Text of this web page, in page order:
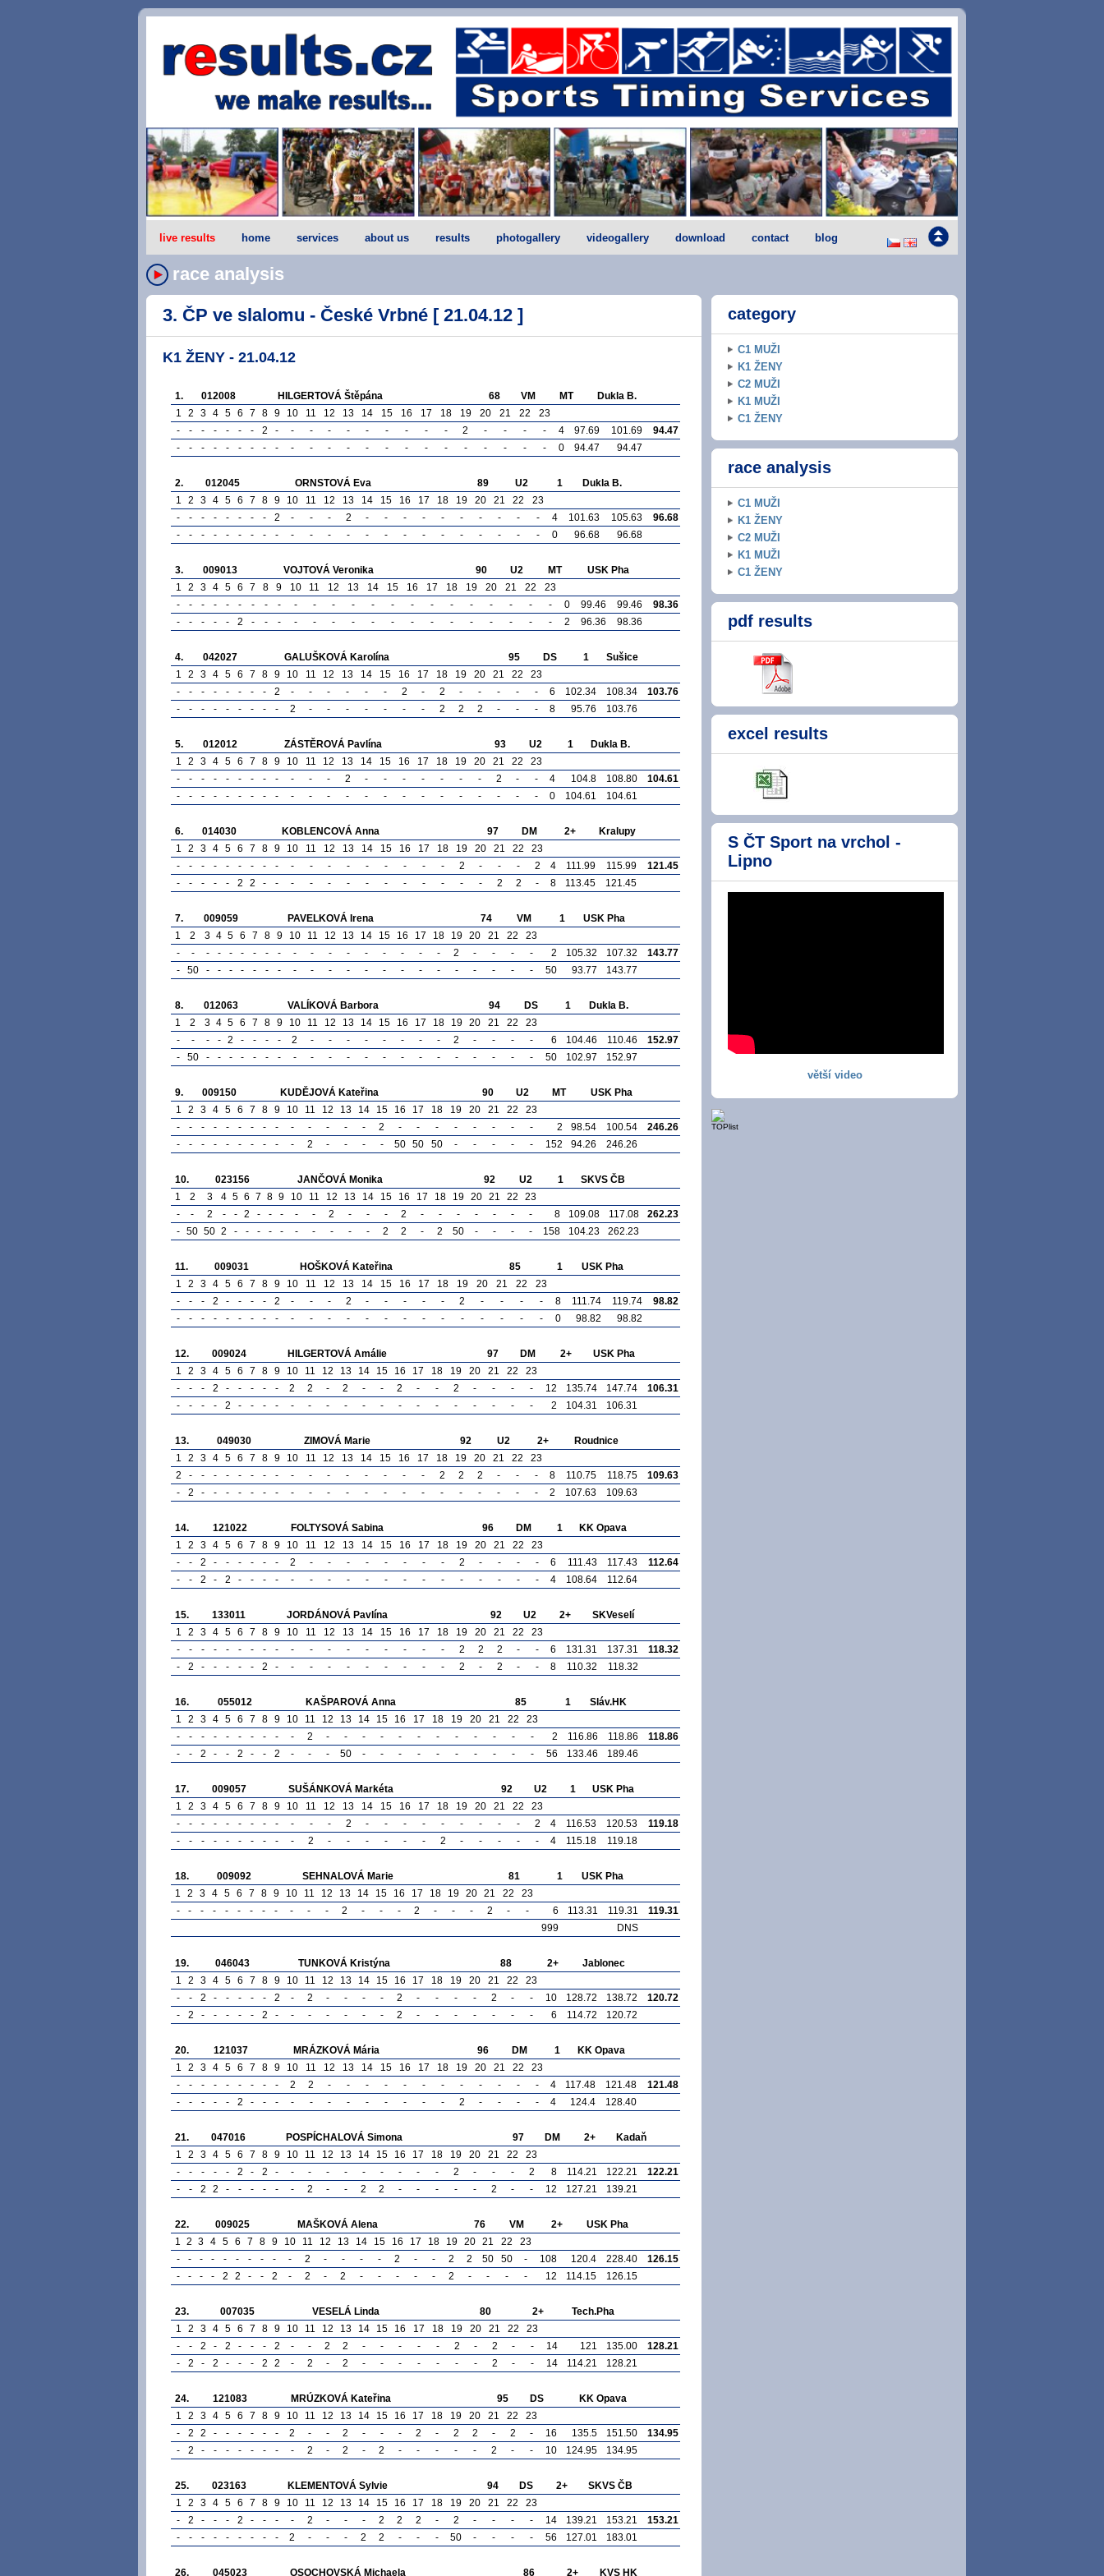
live results home services about us results photogallery videogallery download contact blog
race analysis
3. ČP ve slalomu - České Vrbné [ 21.04.12 ]
K1 ŽENY - 21.04.12
1. 012008 HILGERTOVÁ Štěpána 68 VM MT
Dukla B.
1
2 3 4 5 6 7 8 9 10 11 12 13 14 15 16 17 18 19 20 21 22
23
-
- - - - - - 2 - - - - - - - - - - 2 - - - - 4 97.69 101.69
94.47
-
- - - - - - - - - - - - - - - - - - - - - - 0 94.47 94.47
2. 012045 ORNSTOVÁ Eva 89 U2 1
Dukla B.
1
2 3 4 5 6 7 8 9 10 11 12 13 14 15 16 17 18 19 20 21 22
23
-
- - - - - - - 2 - - - 2 - - - - - - - - - - 4 101.63 105.63
96.68
-
- - - - - - - - - - - - - - - - - - - - - - 0 96.68 96.68
3. 009013 VOJTOVÁ Veronika 90 U2 MT
USK Pha
1
2 3 4 5 6 7 8 9 10 11 12 13 14 15 16 17 18 19 20 21 22
23
-
- - - - - - - - - - - - - - - - - - - - - - 0 99.46 99.46
98.36
-
- - - - 2 - - - - - - - - - - - - - - - - - 2 96.36 98.36
4. 042027 GALUŠKOVÁ Karolína 95 DS 1
Sušice
1
2 3 4 5 6 7 8 9 10 11 12 13 14 15 16 17 18 19 20 21 22
23
-
- - - - - - - 2 - - - - - - 2 - 2 - - - - - 6 102.34 108.34
103.76
-
- - - - - - - - 2 - - - - - - - 2 2 2 - - - 8 95.76 103.76
5. 012012 ZÁSTĚROVÁ Pavlína 93 U2 1
Dukla B.
1
2 3 4 5 6 7 8 9 10 11 12 13 14 15 16 17 18 19 20 21 22
23
-
- - - - - - - - - - - 2 - - - - - - - 2 - - 4 104.8 108.80
104.61
-
- - - - - - - - - - - - - - - - - - - - - - 0 104.61 104.61
6. 014030 KOBLENCOVÁ Anna 97 DM 2+
Kralupy
1
2 3 4 5 6 7 8 9 10 11 12 13 14 15 16 17 18 19 20 21 22
23
-
- - - - - - - - - - - - - - - - - 2 - - - 2 4 111.99 115.99
121.45
-
- - - - 2 2 - - - - - - - - - - - - - 2 2 - 8 113.45 121.45
7. 009059 PAVELKOVÁ Irena 74 VM 1
USK Pha
1
2 3 4 5 6 7 8 9 10 11 12 13 14 15 16 17 18 19 20 21 22
23
-
- - - - - - - - - - - - - - - - - 2 - - - - 2 105.32 107.32
143.77
-
50 - - - - - - - - - - - - - - - - - - - - - 50 93.77 143.77
8. 012063 VALÍKOVÁ Barbora 94 DS 1
Dukla B.
1
2 3 4 5 6 7 8 9 10 11 12 13 14 15 16 17 18 19 20 21 22
23
-
- - - 2 - - - - 2 - - - - - - - - 2 - - - - 6 104.46 110.46
152.97
-
50 - - - - - - - - - - - - - - - - - - - - - 50 102.97 152.97
9. 009150 KUDĚJOVÁ Kateřina 90 U2 MT
USK Pha
1
2 3 4 5 6 7 8 9 10 11 12 13 14 15 16 17 18 19 20 21 22
23
-
- - - - - - - - - - - - - 2 - - - - - - - - 2 98.54 100.54
246.26
-
- - - - - - - - - 2 - - - - 50 50 50 - - - - - 152 94.26 246.26
10. 023156 JANČOVÁ Monika 92 U2 1
SKVS ČB
1
2 3 4 5 6 7 8 9 10 11 12 13 14 15 16 17 18 19 20 21 22
23
-
- 2 - - 2 - - - - - 2 - - - 2 - - - - - - - 8 109.08 117.08
262.23
-
50 50 2 - - - - - - - - - - 2 2 - 2 50 - - - - 158 104.23 262.23
11. 009031 HOŠKOVÁ Kateřina 85 1
USK Pha
1
2 3 4 5 6 7 8 9 10 11 12 13 14 15 16 17 18 19 20 21 22
23
-
- - 2 - - - - 2 - - - 2 - - - - - 2 - - - - 8 111.74 119.74
98.82
-
- - - - - - - - - - - - - - - - - - - - - - 0 98.82 98.82
12. 009024 HILGERTOVÁ Amálie 97 DM 2+
USK Pha
1
2 3 4 5 6 7 8 9 10 11 12 13 14 15 16 17 18 19 20 21 22
23
-
- - 2 - - - - - 2 2 - 2 - - 2 - - 2 - - - - 12 135.74 147.74
106.31
-
- - - 2 - - - - - - - - - - - - - - - - - - 2 104.31 106.31
13. 049030 ZIMOVÁ Marie 92 U2 2+
Roudnice
1
2 3 4 5 6 7 8 9 10 11 12 13 14 15 16 17 18 19 20 21 22
23
2
- - - - - - - - - - - - - - - - 2 2 2 - - - 8 110.75 118.75
109.63
-
2 - - - - - - - - - - - - - - - - - - - - - 2 107.63 109.63
14. 121022 FOLTYSOVÁ Sabina 96 DM 1
KK Opava
1
2 3 4 5 6 7 8 9 10 11 12 13 14 15 16 17 18 19 20 21 22
23
-
- 2 - - - - - - 2 - - - - - - - - 2 - - - - 6 111.43 117.43
112.64
-
- 2 - 2 - - - - - - - - - - - - - - - - - - 4 108.64 112.64
15. 133011 JORDÁNOVÁ Pavlína 92 U2 2+
SKVeselí
1
2 3 4 5 6 7 8 9 10 11 12 13 14 15 16 17 18 19 20 21 22
23
-
- - - - - - - - - - - - - - - - - 2 2 2 - - 6 131.31 137.31
118.32
-
2 - - - - - 2 - - - - - - - - - - 2 - 2 - - 8 110.32 118.32
16. 055012 KAŠPAROVÁ Anna 85 1
Sláv.HK
1
2 3 4 5 6 7 8 9 10 11 12 13 14 15 16 17 18 19 20 21 22
23
-
- - - - - - - - - 2 - - - - - - - - - - - - 2 116.86 118.86
118.86
-
- 2 - - 2 - - 2 - - - 50 - - - - - - - - - - 56 133.46 189.46
17. 009057 SUŠÁNKOVÁ Markéta 92 U2 1
USK Pha
1
2 3 4 5 6 7 8 9 10 11 12 13 14 15 16 17 18 19 20 21 22
23
-
- - - - - - - - - - - 2 - - - - - - - - - 2 4 116.53 120.53
119.18
-
- - - - - - - - - 2 - - - - - - 2 - - - - - 4 115.18 119.18
18. 009092 SEHNALOVÁ Marie 81 1
USK Pha
1
2 3 4 5 6 7 8 9 10 11 12 13 14 15 16 17 18 19 20 21 22
23
-
- - - - - - - - - - - 2 - - - 2 - - - 2 - - 6 113.31 119.31
119.31
999
DNS
19. 046043 TUNKOVÁ Kristýna 88 2+
Jablonec
1
2 3 4 5 6 7 8 9 10 11 12 13 14 15 16 17 18 19 20 21 22
23
-
- 2 - - - - - 2 - 2 - - - - 2 - - - - 2 - - 10 128.72 138.72
120.72
-
2 - - - - - 2 - - - - - - - 2 - - - - - - - 6 114.72 120.72
20. 121037 MRÁZKOVÁ Mária 96 DM 1
KK Opava
1
2 3 4 5 6 7 8 9 10 11 12 13 14 15 16 17 18 19 20 21 22
23
-
- - - - - - - - 2 2 - - - - - - - - - - - - 4 117.48 121.48
121.48
-
- - - - 2 - - - - - - - - - - - - 2 - - - - 4 124.4 128.40
21. 047016 POSPÍCHALOVÁ Simona 97 DM 2+
Kadaň
1
2 3 4 5 6 7 8 9 10 11 12 13 14 15 16 17 18 19 20 21 22
23
-
- - - - 2 - 2 - - - - - - - - - - 2 - - - 2 8 114.21 122.21
122.21
-
- 2 2 - - - - - - 2 - - 2 2 - - - - - 2 - - 12 127.21 139.21
22. 009025 MAŠKOVÁ Alena 76 VM 2+
USK Pha
1 2 3 4 5 6 7 8 9 10 11 12 13 14 15 16 17 18 19 20 21 22
23
-
- - - - - - - - - 2 - - - - 2 - - 2 2 50 50 - 108 120.4 228.40
126.15
-
- - - 2 2 - - 2 - 2 - 2 - - - - - 2 - - - - 12 114.15 126.15
23. 007035 VESELÁ Linda 80 2+
Tech.Pha
1
2 3 4 5 6 7 8 9 10 11 12 13 14 15 16 17 18 19 20 21 22
23
-
- 2 - 2 - - - 2 - - 2 2 - - - - - 2 - 2 - - 14 121 135.00
128.21
-
2 - 2 - - - 2 2 - 2 - 2 - - - - - - - 2 - - 14 114.21 128.21
24. 121083 MRÚZKOVÁ Kateřina 95 DS
KK Opava
1
2 3 4 5 6 7 8 9 10 11 12 13 14 15 16 17 18 19 20 21 22
23
-
2 2 - - - - - - 2 - - 2 - - - 2 - 2 2 - 2 - 16 135.5 151.50
134.95
-
2 - - - - - - - - 2 - 2 - 2 - - - - - 2 - - 10 124.95 134.95
25. 023163 KLEMENTOVÁ Sylvie 94 DS 2+
SKVS ČB
1
2 3 4 5 6 7 8 9 10 11 12 13 14 15 16 17 18 19 20 21 22
23
-
2 - - - 2 - - - - 2 - - - 2 2 2 - 2 - - - - 14 139.21 153.21
153.21
-
- - - - - - - - 2 - - - 2 2 - - - 50 - - - - 56 127.01 183.01
26. 045023 OSOCHOVSKÁ Michaela 86 2+
KVS HK
category
C1 MUŽI
K1 ŽENY
C2 MUŽI
K1 MUŽI
C1 ŽENY
race analysis
C1 MUŽI
K1 ŽENY
C2 MUŽI
K1 MUŽI
C1 ŽENY
pdf results
excel results
S ČT Sport na vrchol -
Lipno
větší video